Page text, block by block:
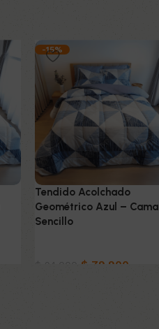
-15%
Tendido Acolchado
Geométrico Azul – Cama
Sencillo
$ 79.900